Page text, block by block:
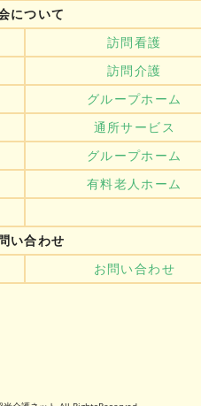
について
訪問看護
訪問介護
グループホーム
通所サービス
グループホーム
有料老人ホーム
い合わせ
お問い合わせ